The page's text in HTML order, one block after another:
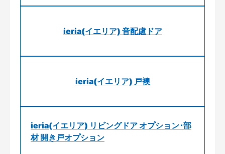
ieria(イエリア) 音配慮ドア
ieria(イエリア) 戸襖
ieria(イエリア) リビングドア オプション･部
材 開き戸オプション